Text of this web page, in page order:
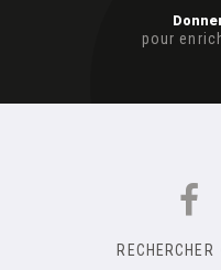
pour
RECHERCHER